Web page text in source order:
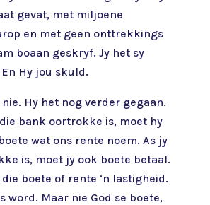
gevat, met miljoene
en met geen onttrekkings
boaan geskryf. Jy het sy
Hy jou skuld.
Hy het nog verder gegaan.
bank oortrokke is, moet hy
wat ons rente noem. As jy
is, moet jy ook boete betaal.
boete of rente ‘n lastigheid.
word. Maar nie God se boete,